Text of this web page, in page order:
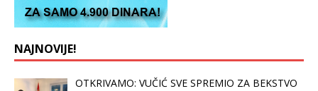
NAJNOVIJE!
OTKRIVAMO: VUČIĆ SVE SPREMIO ZA BEKSTVO